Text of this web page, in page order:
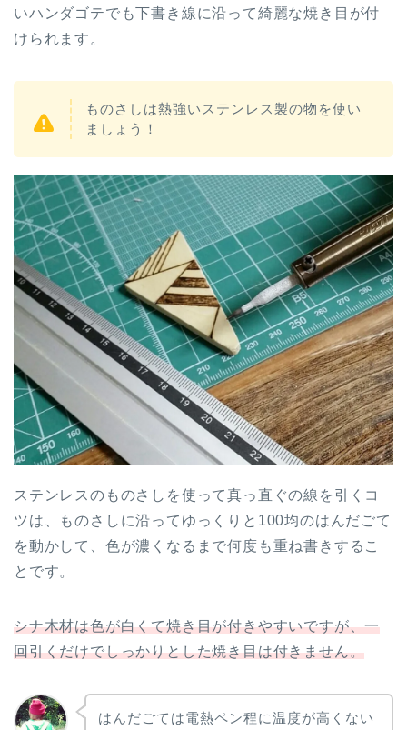
いハンダゴテでも下書き線に沿って綺麗な焼き目が付
けられます。
ものさしは熱強いステンレス製の物を使い
ましょう！
ステンレスのものさしを使って真っ直ぐの線を引くコ
ツは、ものさしに沿ってゆっくりと100均のはんだごて
を動かして、色が濃くなるまで何度も重ね書きするこ
とです。
シナ木材は色が白くて焼き目が付きやすいですが、一
回引くだけでしっかりとした焼き目は付きません。
はんだごては電熱ペン程に温度が高くない